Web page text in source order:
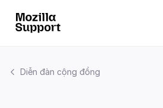
Diễn đàn cộng đồng